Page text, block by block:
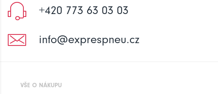
+420 773 63 03 03
info@exprespneu.cz
VŠE O NÁKUPU